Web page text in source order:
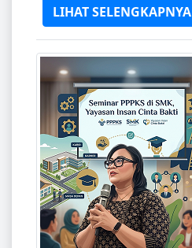
LIHAT SELENGKAPNYA